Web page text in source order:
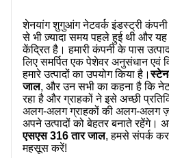
शेनयांग शुगुआंग नेटवर्क इंडस्ट्री
से भी ज़्यादा समय पहले हुई थी और यह
केंद्रित है। हमारी कंपनी के पास
लिए समर्पित एक पेशेवर अनुसंधान एवं
हमारे उत्पादों का उपयोग किया है।
जाल, और उन सभी का कहना है कि
रहा है और ग्राहकों ने इसे अच्छी
अलग-अलग ग्राहकों की अलग-अलग
अपने उत्पादों को बेहतर बनाते रहेंगे।
एसएस 316 तार जाल, हमसे संपर्क
महसूस करें!